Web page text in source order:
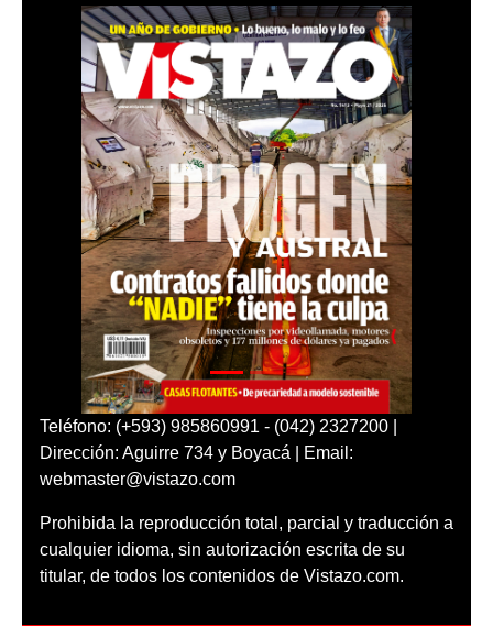
Teléfono: (+593) 985860991 - (042) 2327200 |
Dirección: Aguirre 734 y Boyacá | Email:
webmaster@vistazo.com
Prohibida la reproducción total, parcial y traducción a
cualquier idioma, sin autorización escrita de su
titular, de todos los contenidos de Vistazo.com.